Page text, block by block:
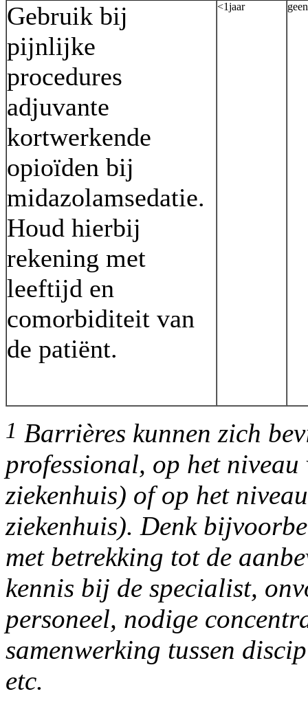
Gebruik bij
pijnlijke
procedures
adjuvante
kortwerkende
opioïden bij
midazolamsedatie.
Houd hierbij
rekening met
leeftijd en
comorbiditeit van
de patiënt.
<1jaar geen
1 Barrières kunnen zich
professional, op het
ziekenhuis) of op het
ziekenhuis). Denk
met betrekking tot de
kennis bij de specialist,
personeel, nodige
samenwerking tussen
etc.